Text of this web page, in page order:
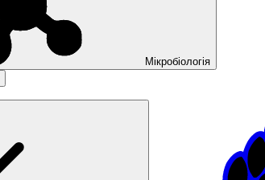
Мікробіологія